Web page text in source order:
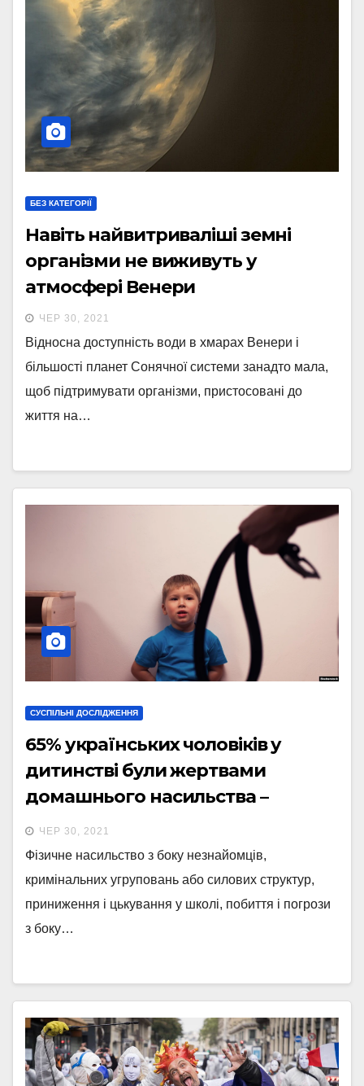
БЕЗ КАТЕГОРІЇ
Навіть найвитриваліші земні
організми не виживуть у
атмосфері Венери
ЧЕР 30, 2021
Відносна доступність води в хмарах Венери і
більшості планет Сонячної системи занадто мала,
щоб підтримувати організми, пристосовані до
життя на…
СУСПІЛЬНІ ДОСЛІДЖЕННЯ
65% українських чоловіків у
дитинстві були жертвами
домашнього насильства –
соцопитування Amnesty
International
ЧЕР 30, 2021
Фізичне насильство з боку незнайомців,
кримінальних угруповань або силових структур,
приниження і цькування у школі, побиття і погрози
з боку…